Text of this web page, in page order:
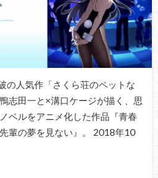
の人気作「さくら荘のペットな
志田一と×溝口ケージが描く、思
ベルをアニメ化した作品『青春
輩の夢を見ない』。 2018年10